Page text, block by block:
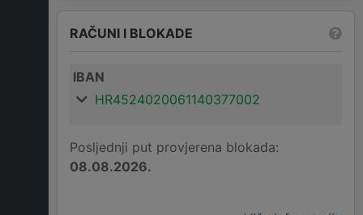
RAČUNI I BLOKADE
IBAN
HR4524020061140377002
Posljednji put provjerena blokada:
08.08.2026.